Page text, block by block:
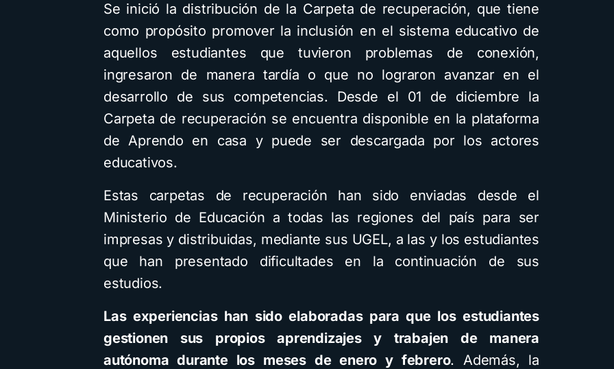
Se inició la distribución de la Carpeta de recuperación, que tiene
como propósito promover la inclusión en el sistema educativo de
aquellos estudiantes que tuvieron problemas de conexión,
ingresaron de manera tardía o que no lograron avanzar en el
desarrollo de sus competencias. Desde el 01 de diciembre la
Carpeta de recuperación se encuentra disponible en la plataforma
de Aprendo en casa y puede ser descargada por los actores
educativos.
Estas carpetas de recuperación han sido enviadas desde el
Ministerio de Educación a todas las regiones del país para ser
impresas y distribuidas, mediante sus UGEL, a las y los estudiantes
que han presentado dificultades en la continuación de sus
estudios.
Las experiencias han sido elaboradas para que los estudiantes
gestionen sus propios aprendizajes y trabajen de manera
autónoma durante los meses de enero y febrero. Además, la
Cuentos Descarga Recursos
Cómo crear cuentos
infantiles ilustrados con
inteligencia artificial
usando Gemini y con
visuales: Descarga la
guía PDF
4 minutos de lectura 1,6K vistas